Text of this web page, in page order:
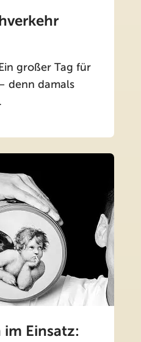
großer Tag für
denn damals
Einsatz: